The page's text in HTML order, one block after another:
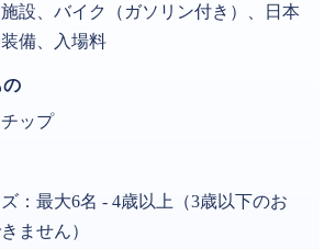
設、バイク（ガソリン付き）、日本
備、入場料
の
ップ
：最大6名 - 4歳以上（3歳以下のお
きません）